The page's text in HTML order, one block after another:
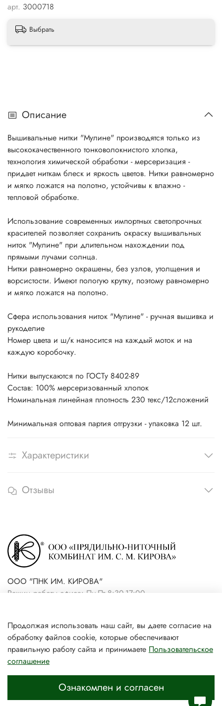
арт. 3000718
Выбрать
Описание
Вышивальные нитки "Мулине" производятся только из
высококачественного тонковолокнистого хлопка,
технология химической обработки - мерсеризация -
придает ниткам блеск и яркость цветов. Нитки равномерно
и мягко ложатся на полотно, устойчивы к влажно -
тепловой обработке.
Использование современных импортных светопрочных
красителей позволяет сохранить окраску вышивальных
ниток "Мулине" при длительном нахождении под
прямыми лучами солнца.
Нитки равномерно окрашены, без узлов, утолщения и
ворсистости. Имеют пологую крутку, поэтому равномерно
и мягко ложатся на полотно.
Сфера использования ниток "Мулине" - ручная вышивка и
рукоделие
Номер цвета и ш/к наносится на каждый моток и на
каждую коробочку.
Нитки выпускаются по ГОСТу 8402-89
Состав: 100% мерсеризованный хлопок
Номинальная линейная плотность 230 текс/12сложений
Минимальная оптовая партия отгрузки - упаковка 12 шт.
Характеристики
Отзывы
ООО "ПНК ИМ. КИРОВА"
Режим работы офиса: Пн-Пт 8:30-17:00
магазин)
+7(931) 239-81-06 (розничный
магазин)
Продолжая использовать наш сайт, вы даете согласие на
обработку файлов cookie, которые обеспечивают
правильную работу сайта и принимаете Пользовательское
соглашение
Ознакомлен и согласен